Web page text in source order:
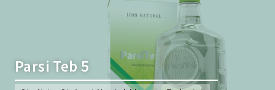
Parsi Teb 5